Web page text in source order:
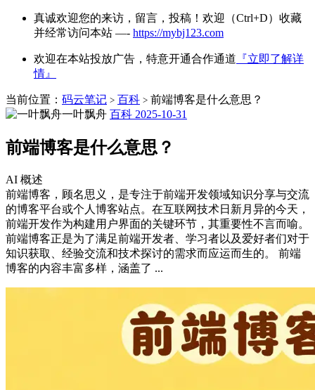
真诚欢迎您的来访，留言，投稿！欢迎（Ctrl+D）收藏
并经常访问本站 —- https://mybj123.com
欢迎在本站投放广告，特意开通合作通道 『立即了解详
情』
当前位置： 码云笔记 > 百科 > 前端博客是什么意思？
一叶飘舟 百科 2025-10-31
前端博客是什么意思？
AI 概述
前端博客，顾名思义，是专注于前端开发领域知识分享与交流
的博客平台或个人博客站点。在互联网技术日新月异的今天，
前端开发作为构建用户界面的关键环节，其重要性不言而喻。
前端博客正是为了满足前端开发者、学习者以及爱好者们对于
知识获取、经验交流和技术探讨的需求而应运而生的。 前端
博客的内容丰富多样，涵盖了 ...